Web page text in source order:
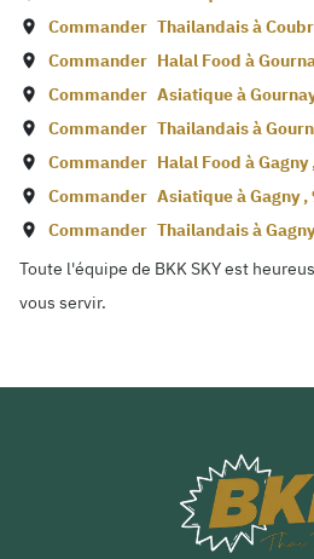
Commander Thailandais à
Commander Halal Food à
Commander Asiatique à
Commander Thailandais à
Commander Halal Food àGagny
Commander Asiatique àGagny,
Commander Thailandais à
Toute l'équipe de BKK SKY est
vous servir.